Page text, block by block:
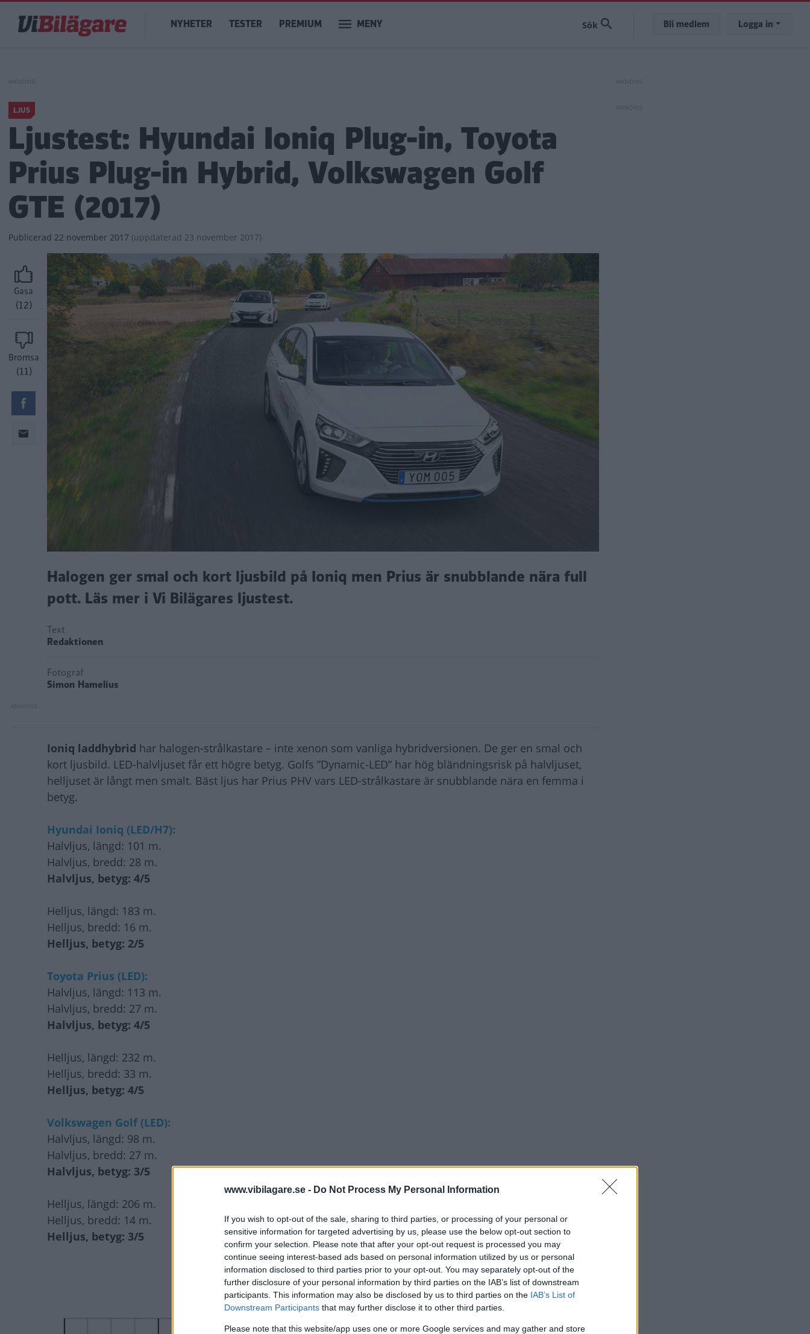
www.vibilagare.se - Do Not Process My Personal Information
If you wish to opt-out of the sale, sharing to third parties, or processing of your personal or
sensitive information for targeted advertising by us, please use the below opt-out section to
confirm your selection. Please note that after your opt-out request is processed you may
continue seeing interest-based ads based on personal information utilized by us or personal
information disclosed to third parties prior to your opt-out. You may separately opt-out of the
further disclosure of your personal information by third parties on the IAB’s list of downstream
participants. This information may also be disclosed by us to third parties on the IAB’s List of
Downstream Participants that may further disclose it to other third parties.
Please note that this website/app uses one or more Google services and may gather and store
huvudinnehåll
Main
navigation
NYHETER TESTER PREMIUM MENY Bli medlem Logga in
LJUS
Ljustest: Hyundai Ioniq Plug-in, Toyota
Prius Plug-in Hybrid, Volkswagen Golf
GTE (2017)
Publicerad 22 november 2017 (uppdaterad 23 november 2017)
Gasa
(12)
Bromsa
(11)
Halogen ger smal och kort ljusbild på Ioniq men Prius är snubblande nära full
pott. Läs mer i Vi Bilägares ljustest.
Text
Redaktionen
Fotograf
Simon Hamelius
Ioniq laddhybrid har halogen-strålkastare – inte xenon som vanliga hybridversionen. De ger en smal och
kort ljusbild. LED-halvljuset får ett högre betyg. Golfs ”Dynamic-LED” har hög bländningsrisk på halvljuset,
helljuset är långt men smalt. Bäst ljus har Prius PHV vars LED-strålkastare är snubblande nära en femma i
betyg.
Hyundai Ioniq (LED/H7):
Halvljus, längd: 101 m.
Halvljus, bredd: 28 m.
Halvljus, betyg: 4/5
Helljus, längd: 183 m.
Helljus, bredd: 16 m.
Helljus, betyg: 2/5
Toyota Prius (LED):
Halvljus, längd: 113 m.
Halvljus, bredd: 27 m.
Halvljus, betyg: 4/5
Helljus, längd: 232 m.
Helljus, bredd: 33 m.
Helljus, betyg: 4/5
Volkswagen Golf (LED):
Halvljus, längd: 98 m.
Halvljus, bredd: 27 m.
Halvljus, betyg: 3/5
Helljus, längd: 206 m.
Helljus, bredd: 14 m.
Helljus, betyg: 3/5